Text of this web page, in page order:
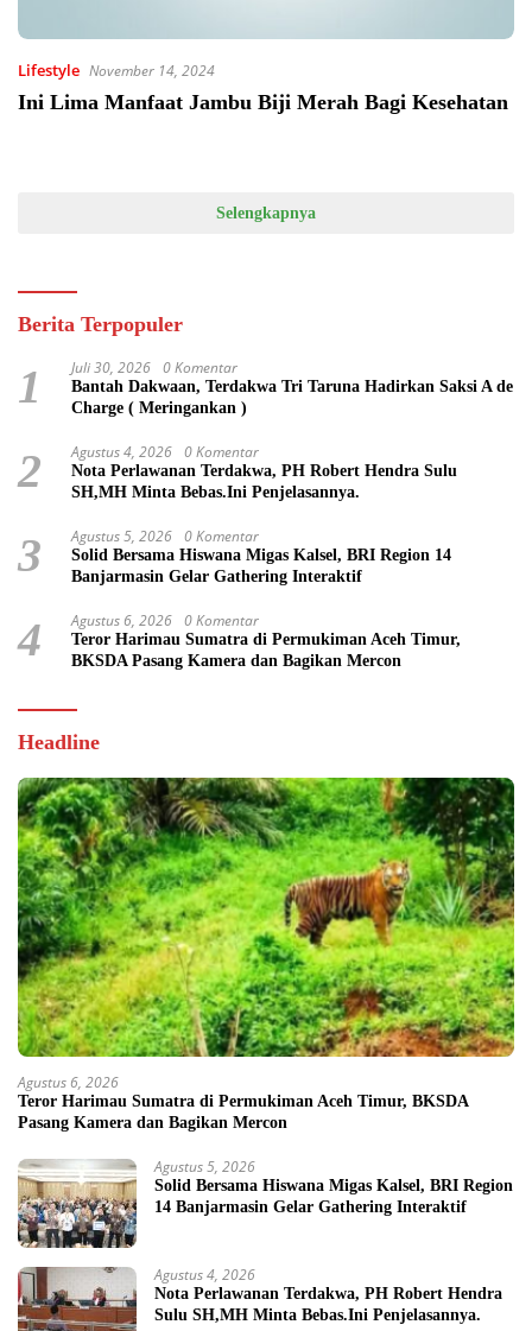
Lifestyle November 14, 2024
Ini Lima Manfaat Jambu Biji Merah Bagi Kesehatan
Selengkapnya
Berita Terpopuler
1 Juli 30, 2026 0 Komentar
Bantah Dakwaan, Terdakwa Tri Taruna Hadirkan Saksi A de
Charge ( Meringankan )
2 Agustus 4, 2026 0 Komentar
Nota Perlawanan Terdakwa, PH Robert Hendra Sulu
SH,MH Minta Bebas.Ini Penjelasannya.
3 Agustus 5, 2026 0 Komentar
Solid Bersama Hiswana Migas Kalsel, BRI Region 14
Banjarmasin Gelar Gathering Interaktif
4 Agustus 6, 2026 0 Komentar
Teror Harimau Sumatra di Permukiman Aceh Timur,
BKSDA Pasang Kamera dan Bagikan Mercon
Headline
Agustus 6, 2026
Teror Harimau Sumatra di Permukiman Aceh Timur, BKSDA
Pasang Kamera dan Bagikan Mercon
Agustus 5, 2026
Solid Bersama Hiswana Migas Kalsel, BRI Region
14 Banjarmasin Gelar Gathering Interaktif
Agustus 4, 2026
Nota Perlawanan Terdakwa, PH Robert Hendra
Sulu SH,MH Minta Bebas.Ini Penjelasannya.